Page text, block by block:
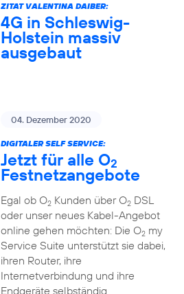
ZITAT VALENTINA DAIBER:
4G in Schleswig-
Holstein massiv
ausgebaut
04. Dezember 2020
DIGITALER SELF SERVICE:
Jetzt für alle O2
Festnetzangebote
Egal ob O2Kunden über O2DSL
oder unser neues Kabel-Angebot
online gehen möchten: Die O2my
Service Suite unterstützt sie dabei,
ihren Router, ihre
Internetverbindung und ihre
Endgeräte selbständig